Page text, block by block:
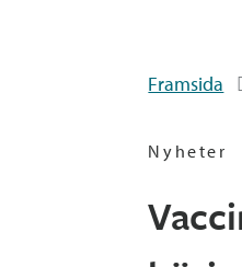
Framsida
Nyheter